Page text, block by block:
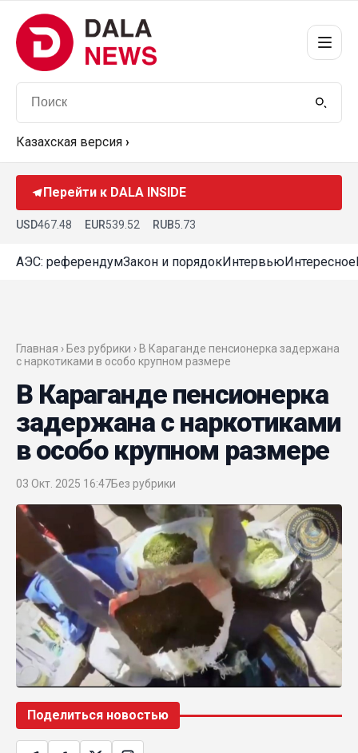
Казахская версия ›
Перейти к DALA INSIDE
USD467.48 EUR539.52 RUB5.73
АЭС: референдумЗакон и порядокИнтервьюИнтересное
Главная › Без рубрики › В Караганде пенсионерка задержана
с наркотиками в особо крупном размере
В Караганде пенсионерка
задержана с наркотиками
в особо крупном размере
03 Окт. 2025 16:47Без рубрики
Поделиться новостью